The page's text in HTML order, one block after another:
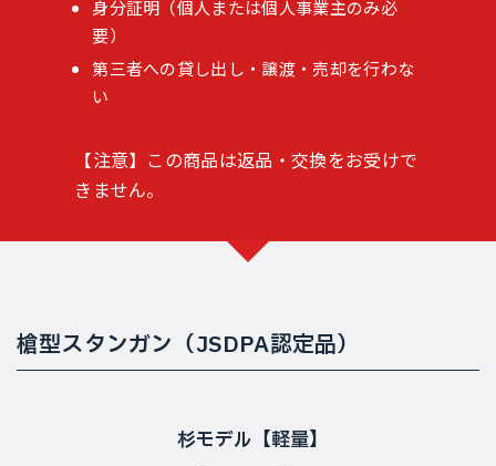
身分証明（個人または個人事業主のみ必
要）
第三者への貸し出し・譲渡・売却を行わな
い
【注意】この商品は返品・交換をお受けで
きません。
槍型スタンガン（JSDPA認定品）
杉モデル【軽量】